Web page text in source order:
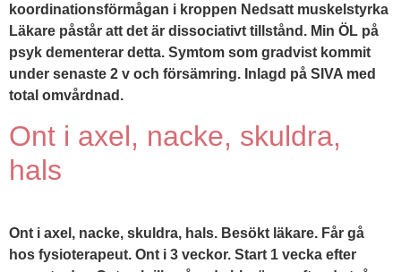
koordinationsförmågan i kroppen Nedsatt muskelstyrka
Läkare påstår att det är dissociativt tillstånd. Min ÖL på
psyk dementerar detta. Symtom som gradvist kommit
under senaste 2 v och försämring. Inlagd på SIVA med
total omvårdnad.
Ont i axel, nacke, skuldra,
hals
Ont i axel, nacke, skuldra, hals. Besökt läkare. Får gå
hos fysioterapeut. Ont i 3 veckor. Start 1 vecka efter